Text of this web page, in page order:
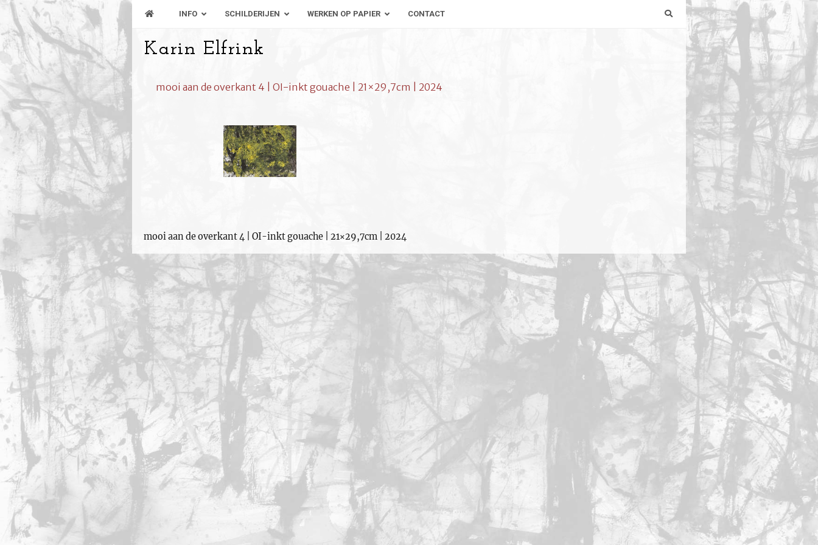
INFO SCHILDERIJEN WERKEN OP PAPIER CONTACT
Karin Elfrink
mooi aan de overkant 4 | OI-inkt gouache | 21×29,7cm | 2024
mooi aan de overkant 4 | OI-inkt gouache | 21×29,7cm | 2024